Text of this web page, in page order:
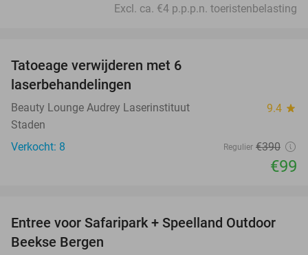
Excl. ca. €4 p.p.p.n. toeristenbelasting
Tatoeage verwijderen met 6
laserbehandelingen
Beauty Lounge Audrey Laserinstituut 9.4 star
Staden
Verkocht: 8
Regulier €390
€99
39%
Entree voor Safaripark + Speelland Outdoor
Beekse Bergen